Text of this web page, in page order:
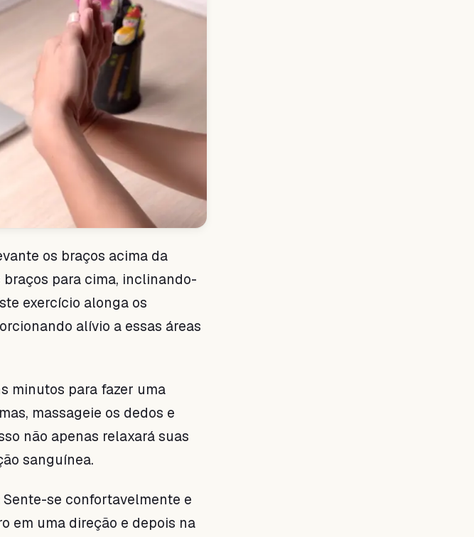
os braços acima da
para cima, inclinando-
exercício alonga os
alívio a essas áreas
minutos para fazer uma
massageie os dedos e
não apenas relaxará suas
sanguínea.
Sente-se confortavelmente e
em uma direção e depois na